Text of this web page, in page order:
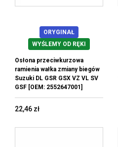
ORYGINAŁ
WYŚLEMY OD RĘKI
Osłona przeciwkurzowa
ramienia wałka zmiany biegów
Suzuki DL GSR GSX VZ VL SV
GSF [OEM: 2552647001]
22,46 zł